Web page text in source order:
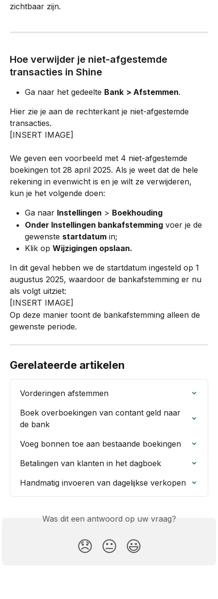
zichtbaar zijn.
Hoe verwijder je niet-afgestemde
transacties in Shine
Ga naar het gedeelte Bank > Afstemmen.
Hier zie je aan de rechterkant je niet-afgestemde
transacties.
[INSERT IMAGE]
We geven een voorbeeld met 4 niet-afgestemde
boekingen tot 28 april 2025. Als je weet dat de hele
rekening in evenwicht is en je wilt ze verwijderen,
kun je het volgende doen:
Ga naar Instellingen > Boekhouding
Onder Instellingen bankafstemming voer je de
gewenste startdatum in;
Klik op Wijzigingen opslaan.
In dit geval hebben we de startdatum ingesteld op 1
augustus 2025, waardoor de bankafstemming er nu
als volgt uitziet:
[INSERT IMAGE]
Op deze manier toont de bankafstemming alleen de
gewenste periode.
Gerelateerde artikelen
Vorderingen afstemmen
Boek overboekingen van contant geld naar
de bank
Voeg bonnen toe aan bestaande boekingen
Betalingen van klanten in het dagboek
Handmatig invoeren van dagelijkse verkopen
Was dit een antwoord op uw vraag?
😞 😐 😃